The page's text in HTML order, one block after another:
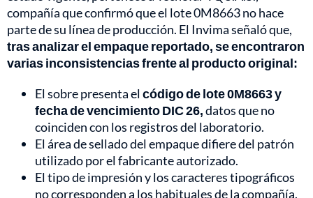
compañía que confirmó que el lote 0M8663 no hace
parte de su línea de producción. El Invima señaló que,
tras analizar el empaque reportado, se encontraron
varias inconsistencias frente al producto original:
El sobre presenta elcódigo de lote 0M8663 y
fecha de vencimiento DIC 26,datos que no
coinciden con los registros del laboratorio.
El área de sellado del empaque difiere del patrón
utilizado por el fabricante autorizado.
El tipo de impresión y los caracteres tipográficos
no corresponden a los habituales de la compañía.